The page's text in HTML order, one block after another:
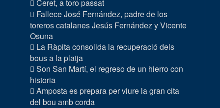
Ceret, a toro passat
Fallece José Fernández, padre de los
toreros catalanes Jesús Fernández y Vicente
Osuna
La Ràpita consolida la recuperació dels
bous a la platja
Son San Martí, el regreso de un hierro con
historia
Amposta es prepara per viure la gran cita
del bou amb corda